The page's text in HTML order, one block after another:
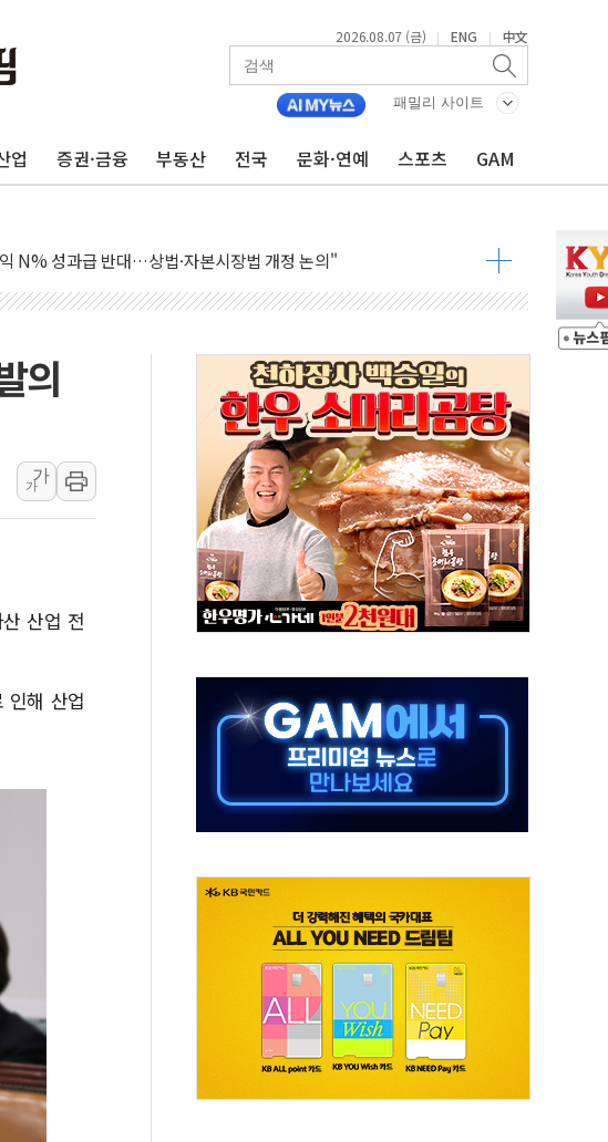
2026.08.07 (금) | ENG | 中文
패밀리 사이트
업 증권·금융 부동산 전국 문화·연예 스포츠 GAM
소화하며 대부분 상승… "2분기 기업 순이익 21% 증가" 전망
우크라 드론으로 나토 회원국 공격 검토… 거짓 깃발 작전"
리서 젠슨 황 재회…로봇·AI 데이터센터·모빌리티 구체화
N% 성과급 반대…상법·자본시장법 개정 논의"
가선물 AI주 차익실현 속 혼조세...웨스턴디지털·샌디스크↓
고용 둔화·호르무즈 재개방 기대에 강세
화에 실적 호조까지, 상승...호실적 보고 기업 상승세 뚜렷
로 우크라 민간인 '사파리' 공격… 시민들 공포감 극대화 전략
락 속 'DGC' 임시 주총 기대감에 홀로 상한가…마진 잔액은 사상 최고
"금융시장 레버리지 위험수위…숨은 차입이 더 큰 변수"
화재 1명 중상…대응 1단계 진압 중
주 52시간 손봐야, 경쟁상대 中과 비교해야"
년…지역과 함께하는 '선봉'의 대민 봉사
단거리 탄도미사일 1발 발사… 올해 10번째·42일 만 도발
미 콜롬비아에 새 안보 위기… 반군·마약카르텔이 습득해 전투 활용
부유물 감긴 어선 구조
출, 백린 아닌 무해한 표면 부식 물질"
서 불 2시간30여분만에 진화...외국인 노동자 숨져
의
가
가
산업 전
인해 산업